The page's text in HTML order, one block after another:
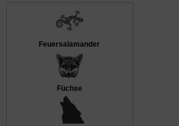
Feuersalamander
Füchse